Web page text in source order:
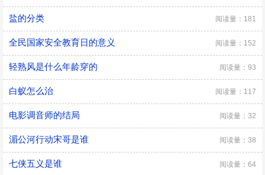
盐的分类 阅读量：181
全民国家安全教育日的意义 阅读量：152
轻熟风是什么年龄穿的 阅读量：93
白蚁怎么治 阅读量：117
电影调音师的结局 阅读量：32
湄公河行动宋哥是谁 阅读量：38
七侠五义是谁 阅读量：64